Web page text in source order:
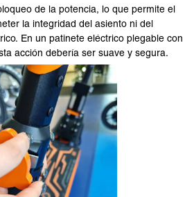
de la potencia, lo que permite el
la integridad del asiento ni del
En un patinete eléctrico plegable con
acción debería ser suave y segura.